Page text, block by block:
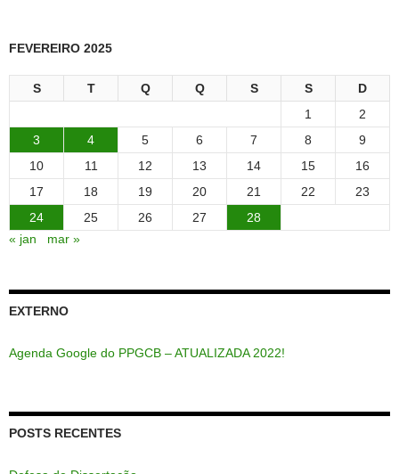
FEVEREIRO 2025
S T Q Q S S
D
1
2
3
4 5 6 7 8
9
10
11 12 13 14 15
16
17
18 19 20 21 22
23
24
25 26 27
28
« jan
mar »
EXTERNO
Agenda Google do PPGCB – ATUALIZADA 2022!
POSTS RECENTES